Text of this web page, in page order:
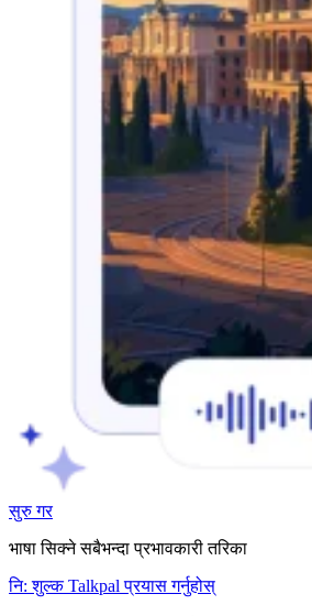
सुरु गर
भाषा सिक्ने सबैभन्दा प्रभावकारी तरिका
नि: शुल्क Talkpal प्रयास गर्नुहोस्